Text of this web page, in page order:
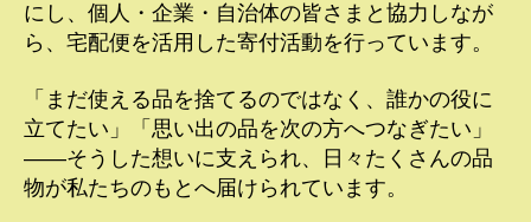
にし、個人・企業・自治体の皆さまと協力しなが
ら、宅配便を活用した寄付活動を行っています。
「まだ使える品を捨てるのではなく、誰かの役に
立てたい」「思い出の品を次の方へつなぎたい」
――そうした想いに支えられ、日々たくさんの品
物が私たちのもとへ届けられています。